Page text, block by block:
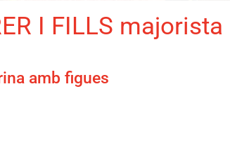
I FILLS
amb figues